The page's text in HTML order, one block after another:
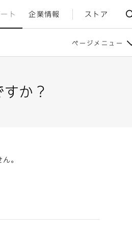
ト 企業情報 ストア
ページメニュー
か？
。